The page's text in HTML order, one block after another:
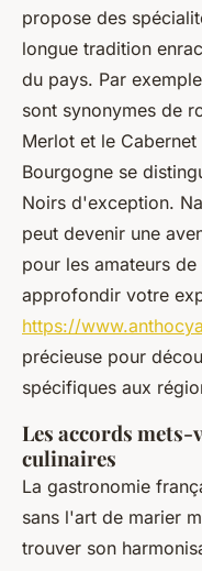
propose des
longue tradition
du pays. Par
sont synonymes de
Merlot et le
Bourgogne se
Noirs d'exception.
peut devenir une
pour les amateurs
approfondir votre
https://
précieuse pour
spécifiques aux
Les accords
culinaires
La gastronomie
sans l'art de marier
trouver son